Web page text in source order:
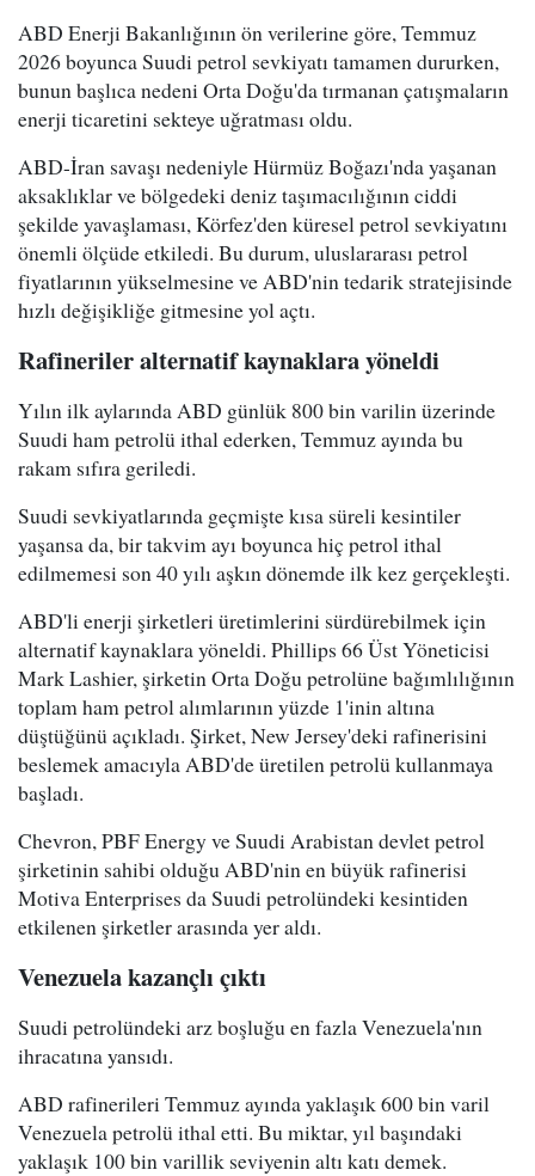
ABD Enerji Bakanlığının ön verilerine göre, Temmuz
2026 boyunca Suudi petrol sevkiyatı tamamen dururken,
bunun başlıca nedeni Orta Doğu'da tırmanan çatışmaların
enerji ticaretini sekteye uğratması oldu.
ABD-İran savaşı nedeniyle Hürmüz Boğazı'nda yaşanan
aksaklıklar ve bölgedeki deniz taşımacılığının ciddi
şekilde yavaşlaması, Körfez'den küresel petrol sevkiyatını
önemli ölçüde etkiledi. Bu durum, uluslararası petrol
fiyatlarının yükselmesine ve ABD'nin tedarik stratejisinde
hızlı değişikliğe gitmesine yol açtı.
Rafineriler alternatif kaynaklara yöneldi
Yılın ilk aylarında ABD günlük 800 bin varilin üzerinde
Suudi ham petrolü ithal ederken, Temmuz ayında bu
rakam sıfıra geriledi.
Suudi sevkiyatlarında geçmişte kısa süreli kesintiler
yaşansa da, bir takvim ayı boyunca hiç petrol ithal
edilmemesi son 40 yılı aşkın dönemde ilk kez gerçekleşti.
ABD'li enerji şirketleri üretimlerini sürdürebilmek için
alternatif kaynaklara yöneldi. Phillips 66 Üst Yöneticisi
Mark Lashier, şirketin Orta Doğu petrolüne bağımlılığının
toplam ham petrol alımlarının yüzde 1'inin altına
düştüğünü açıkladı. Şirket, New Jersey'deki rafinerisini
beslemek amacıyla ABD'de üretilen petrolü kullanmaya
başladı.
Chevron, PBF Energy ve Suudi Arabistan devlet petrol
şirketinin sahibi olduğu ABD'nin en büyük rafinerisi
Motiva Enterprises da Suudi petrolündeki kesintiden
etkilenen şirketler arasında yer aldı.
Venezuela kazançlı çıktı
Suudi petrolündeki arz boşluğu en fazla Venezuela'nın
ihracatına yansıdı.
ABD rafinerileri Temmuz ayında yaklaşık 600 bin varil
Venezuela petrolü ithal etti. Bu miktar, yıl başındaki
yaklaşık 100 bin varillik seviyenin altı katı demek.